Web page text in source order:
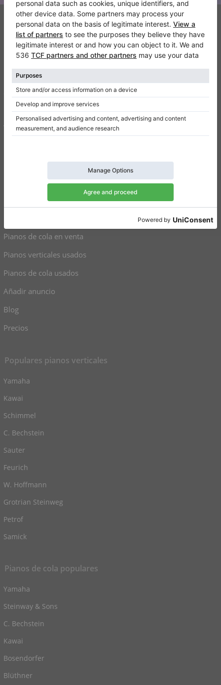
Klaviano
FAQ
Contacto
Sobre nosotros
Escribir una reseña
Términos de uso
Configuración de consentimiento
Pianos de cola en venta
Pianos verticales usados
Pianos de cola usados
Añadir anuncio
Blog
Precios
Populares pianos verticales
Yamaha
Kawai
Schimmel
C. Bechstein
Sauter
Feurich
W. Hoffmann
Grotrian Steinweg
Petrof
Samick
Pianos de cola populares
Yamaha
Steinway & Sons
C. Bechstein
Kawai
Bosendorfer
Blüthner